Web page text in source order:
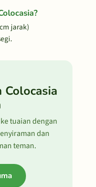
jarak)
Colocasia
tuaian dengan
dan
teman.